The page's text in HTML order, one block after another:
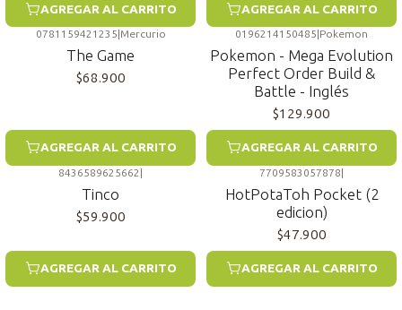
AGREGAR AL CARRITO AGREGAR AL CARRITO
0781159421235 Mercurio
The Game
$68.900
AGREGAR AL CARRITO
0196214150485 Pokemon
Pokemon - Mega Evolution
Perfect Order Build &
Battle - Inglés
$129.900
AGREGAR AL CARRITO
8436589625662
Tinco
$59.900
AGREGAR AL CARRITO
7709583057878
HotPotaToh Pocket (2
edicion)
$47.900
AGREGAR AL CARRITO